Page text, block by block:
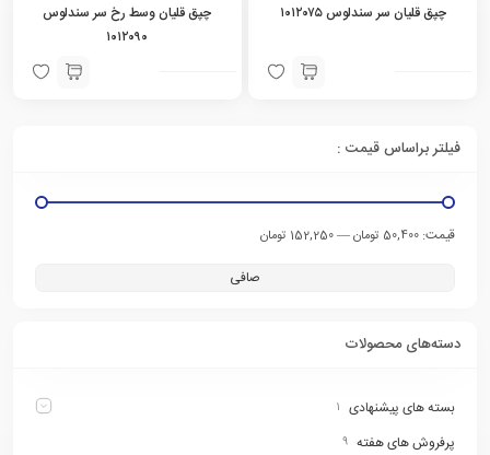
چپق قلیان سر سندلوس ۱۰۱۲۰۷۵
چپق قلیان وسط رخ سر سندلوس
۱۰۱۲۰۹۰
فیلتر براساس قیمت :
صافی
قيمت: 50,400 تومان —152,250 تومان
دسته‌های محصولات
بسته های پیشنهادی ۱
پرفروش های هفته ۹